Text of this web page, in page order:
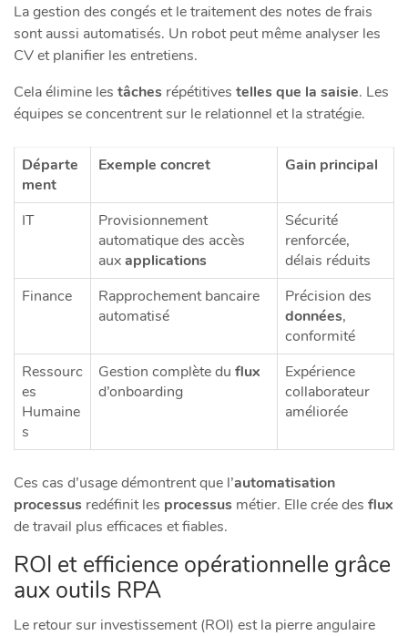
La gestion des congés et le traitement des notes de frais
sont aussi automatisés. Un robot peut même analyser les
CV et planifier les entretiens.
Cela élimine les tâches répétitives telles que la saisie. Les
équipes se concentrent sur le relationnel et la stratégie.
Départe
ment
Exemple concret Gain principal
IT
Provisionnement
automatique des accès
auxapplications
Sécurité
renforcée,
délais réduits
Finance
Rapprochement bancaire
automatisé
Précision des
données,
conformité
Ressourc
es
Humaine
s
Gestion complète du flux
d’onboarding
Expérience
collaborateur
améliorée
Ces cas d’usage démontrent que l’automatisation
processus redéfinit les processus métier. Elle crée des flux
de travail plus efficaces et fiables.
ROI et efficience opérationnelle grâce
aux outils RPA
Le retour sur investissement (ROI) est la pierre angulaire